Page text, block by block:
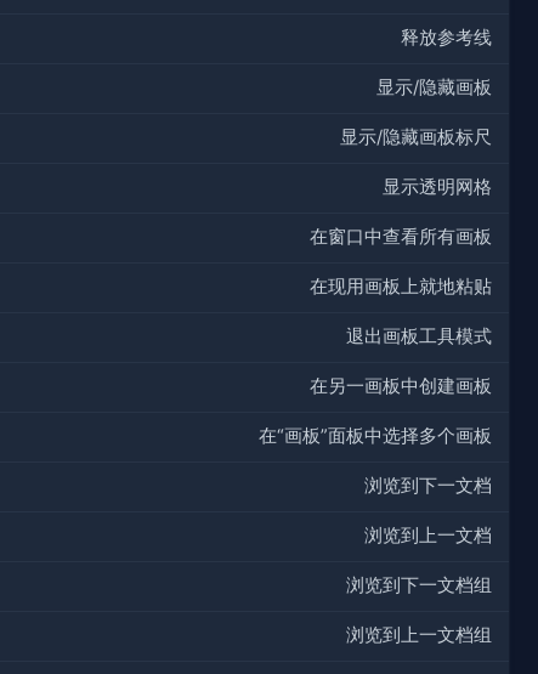
释放参考线
显示/隐藏画板
显示/隐藏画板标尺
显示透明网格
在窗口中查看所有画板
在现用画板上就地粘贴
退出画板工具模式
在另一画板中创建画板
在“画板”面板中选择多个画板
浏览到下一文档
浏览到上一文档
浏览到下一文档组
浏览到上一文档组